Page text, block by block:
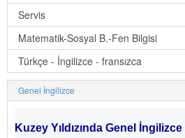
Servis
Matematik-Sosyal B.-Fen Bilgisi
Türkçe - İngilizce - fransızca
Genel İngilizce
Kuzey Yıldızında Genel İngilizce